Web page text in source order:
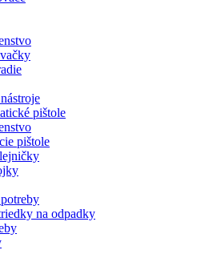
pištole
pištole
na odpadky